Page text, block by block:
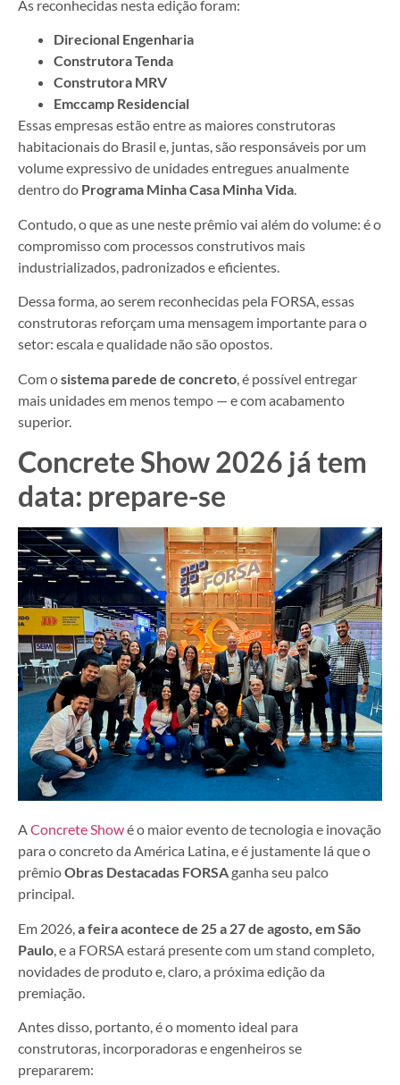
As reconhecidas nesta edição foram:
Direcional Engenharia
Construtora Tenda
Construtora MRV
Emccamp Residencial
Essas empresas estão entre as maiores construtoras
habitacionais do Brasil e, juntas, são responsáveis por um
volume expressivo de unidades entregues anualmente
dentro do Programa Minha Casa Minha Vida.
Contudo, o que as une neste prêmio vai além do volume: é o
compromisso com processos construtivos mais
industrializados, padronizados e eficientes.
Dessa forma, ao serem reconhecidas pela FORSA, essas
construtoras reforçam uma mensagem importante para o
setor: escala e qualidade não são opostos.
Com osistema parede de concreto , é possível entregar
mais unidades em menos tempo — e com acabamento
superior.
Concrete Show 2026 já tem
data: prepare-se
AConcrete Showé o maior evento de tecnologia e inovação
para o concreto da América Latina, e é justamente lá que o
prêmioObras Destacadas FORSA ganha seu palco
principal.
Em 2026, a feira acontece de 25 a 27 de agosto, em São
Paulo , e a FORSA estará presente com um stand completo,
novidades de produto e, claro, a próxima edição da
premiação.
Antes disso, portanto, é o momento ideal para
construtoras, incorporadoras e engenheiros se
prepararem: